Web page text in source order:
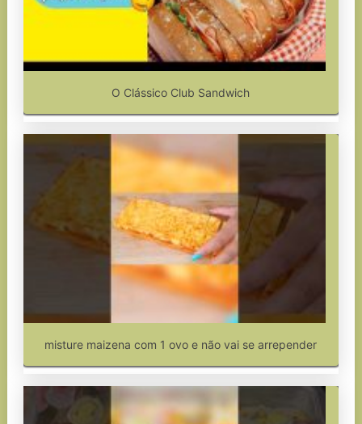
O Clássico Club Sandwich
misture maizena com 1 ovo e não vai se arrepender